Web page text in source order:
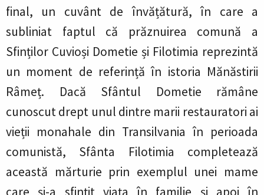
final, un cuvânt de învățătură, în care a
subliniat faptul că prăznuirea comună a
Sfinților Cuvioși Dometie și Filotimia reprezintă
un moment de referință în istoria Mănăstirii
Râmeț. Dacă Sfântul Dometie rămâne
cunoscut drept unul dintre marii restauratori ai
vieții monahale din Transilvania în perioada
comunistă, Sfânta Filotimia completează
această mărturie prin exemplul unei mame
care și-a sfințit viața în familie și apoi în